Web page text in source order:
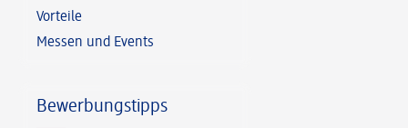
Vorteile
Messen und Events
Bewerbungstipps